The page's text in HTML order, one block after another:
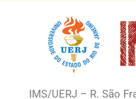
IMS/UERJ – R. São